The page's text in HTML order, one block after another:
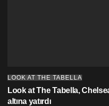
LOOK AT THE TABELLA
Look at The Tabella,
altına yatırdı